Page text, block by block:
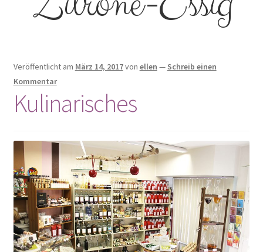
Kulinarisches
Schmuck
Seifen
Wolle & Kurzwaren
Veröffentlicht am März 14, 2017von ellen — Schreib einen
Kommentar
Kulinarisches